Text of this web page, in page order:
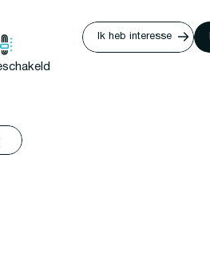
Ik heb interesse